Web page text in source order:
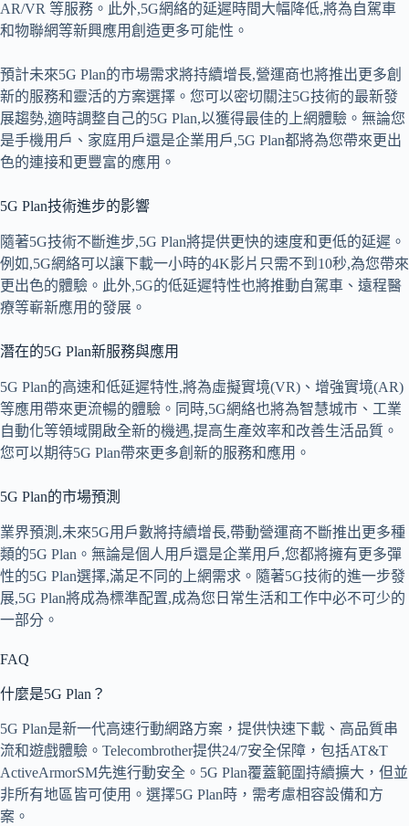
AR/VR 等服務。此外,5G網絡的延遲時間大幅降低,將為自駕車
和物聯網等新興應用創造更多可能性。
預計未來5G Plan的市場需求將持續增長,營運商也將推出更多創
新的服務和靈活的方案選擇。您可以密切關注5G技術的最新發
展趨勢,適時調整自己的5G Plan,以獲得最佳的上網體驗。無論您
是手機用戶、家庭用戶還是企業用戶,5G Plan都將為您帶來更出
色的連接和更豐富的應用。
5G Plan技術進步的影響
隨著5G技術不斷進步,5G Plan將提供更快的速度和更低的延遲。
例如,5G網絡可以讓下載一小時的4K影片只需不到10秒,為您帶來
更出色的體驗。此外,5G的低延遲特性也將推動自駕車、遠程醫
療等嶄新應用的發展。
潛在的5G Plan新服務與應用
5G Plan的高速和低延遲特性,將為虛擬實境(VR)、增強實境(AR)
等應用帶來更流暢的體驗。同時,5G網絡也將為智慧城市、工業
自動化等領域開啟全新的機遇,提高生產效率和改善生活品質。
您可以期待5G Plan帶來更多創新的服務和應用。
5G Plan的市場預測
業界預測,未來5G用戶數將持續增長,帶動營運商不斷推出更多種
類的5G Plan。無論是個人用戶還是企業用戶,您都將擁有更多彈
性的5G Plan選擇,滿足不同的上網需求。隨著5G技術的進一步發
展,5G Plan將成為標準配置,成為您日常生活和工作中必不可少的
一部分。
FAQ
什麼是5G Plan？
5G Plan是新一代高速行動網路方案，提供快速下載、高品質串
流和遊戲體驗。Telecombrother提供24/7安全保障，包括AT&T
ActiveArmorSM先進行動安全。5G Plan覆蓋範圍持續擴大，但並
非所有地區皆可使用。選擇5G Plan時，需考慮相容設備和方
案。